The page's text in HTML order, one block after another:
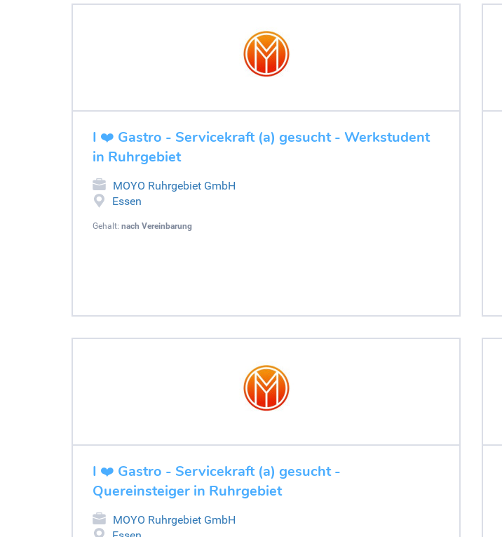
I ❤️ Gastro - Servicekraft (a) gesucht - Werkstudent
in Ruhrgebiet
MOYO Ruhrgebiet GmbH
Essen
Gehalt: nach Vereinbarung
I ❤️ Gastro - Servicekraft (a) gesucht -
Quereinsteiger in Ruhrgebiet
MOYO Ruhrgebiet GmbH